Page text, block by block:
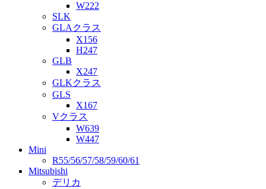
W222
SLK
GLAクラス
X156
H247
GLB
X247
GLKクラス
GLS
X167
Vクラス
W639
W447
Mini
R55/56/57/58/59/60/61
Mitsubishi
デリカ